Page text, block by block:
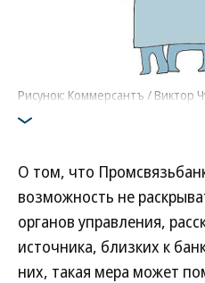
Рисунок: Коммерсантъ / Виктор
О том, что
возможность не
органов управления,
источника, близких к
них, такая мера может